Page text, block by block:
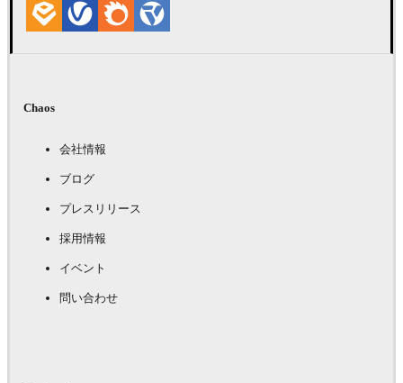
Chaos
会社情報
ブログ
プレスリリース
採用情報
イベント
問い合わせ